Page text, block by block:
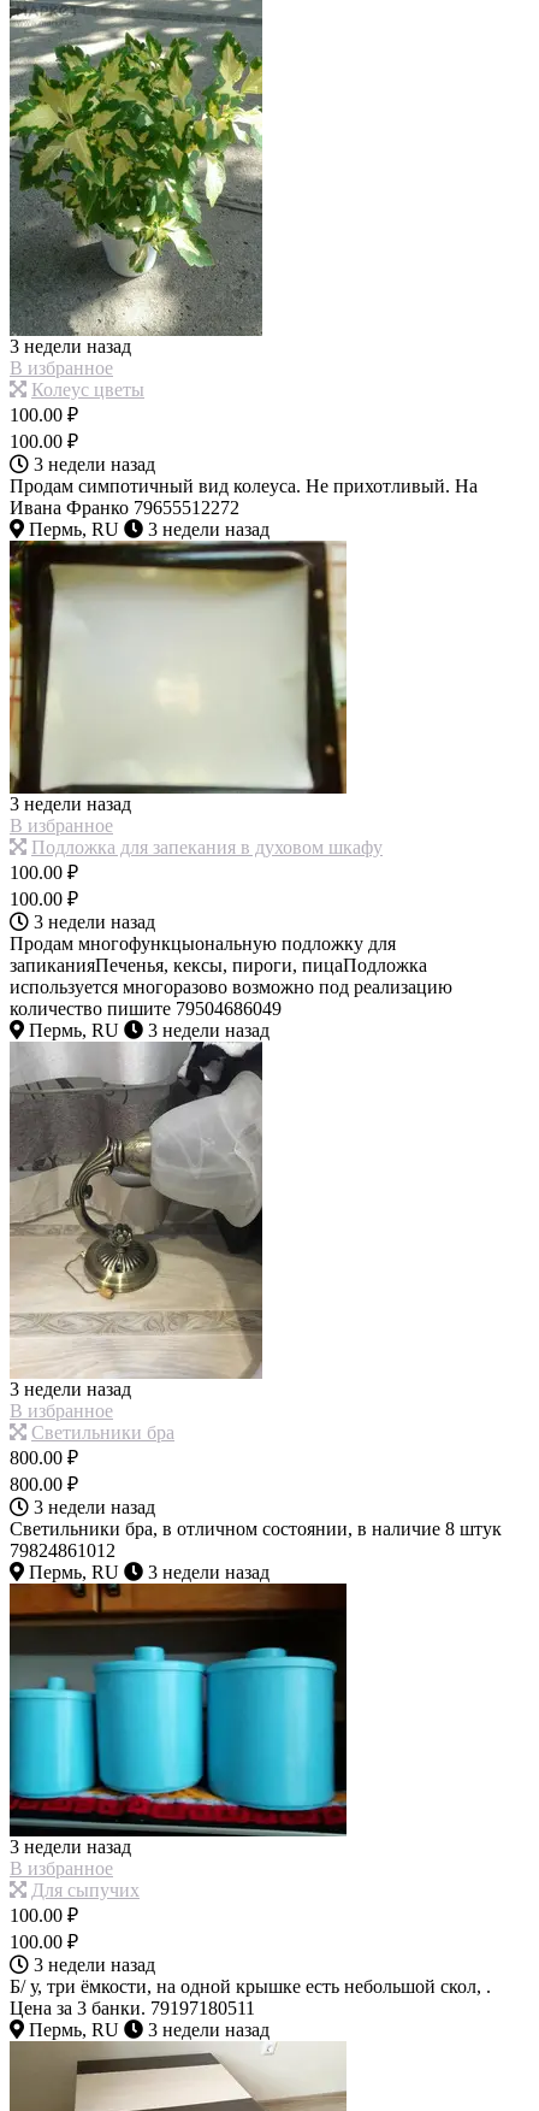
3 недели назад
В избранное
Колеус цветы
100.00 ₽
100.00 ₽
3 недели назад
Продам симпотичный вид колеуса. Не прихотливый. На
Ивана Франко 79655512272
Пермь, RU
3 недели назад
3 недели назад
В избранное
Подложка для запекания в духовом шкафу
100.00 ₽
100.00 ₽
3 недели назад
Продам многофункцыональную подложку для
запиканияПеченья, кексы, пироги, пицаПодложка
используется многоразово возможно под реализацию
количество пишите 79504686049
Пермь, RU
3 недели назад
3 недели назад
В избранное
Светильники бра
800.00 ₽
800.00 ₽
3 недели назад
Светильники бра, в отличном состоянии, в наличие 8 штук
79824861012
Пермь, RU
3 недели назад
3 недели назад
В избранное
Для сыпучих
100.00 ₽
100.00 ₽
3 недели назад
Б/ у, три ёмкости, на одной крышке есть небольшой скол, .
Цена за 3 банки. 79197180511
Пермь, RU
3 недели назад